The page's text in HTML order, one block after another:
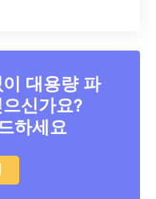
대용량 파
신가요?
하세요